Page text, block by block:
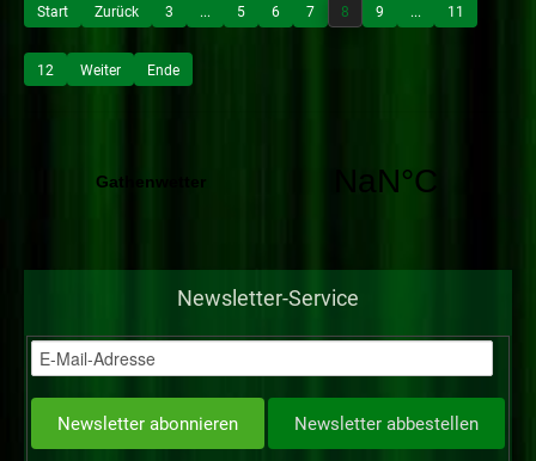
Start Zurück 3 ... 5 6 7 8 9 ... 11
12 Weiter Ende
Newsletter-Service